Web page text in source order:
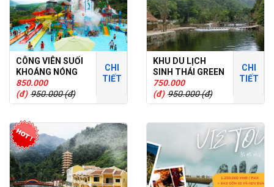
CÔNG VIÊN SUỐI
KHOÁNG NÓNG
NÚI THẦN TÀI
850.000
(đ) 950.000 (đ)
CHI
TIẾT
KHU DU LỊCH
SINH THÁI GREEN
WORLD
750.000
(đ) 950.000 (đ)
CHI
TIẾT